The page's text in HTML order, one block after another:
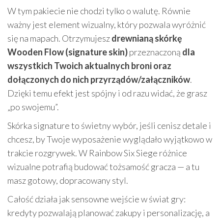
W tym pakiecie nie chodzi tylko o walutę. Równie
ważny jest element wizualny, który pozwala wyróżnić
się na mapach. Otrzymujeszdrewnianą skórkę
Wooden Flow (signature skin)przeznaczoną dla
wszystkich Twoich aktualnych broni oraz
dołączonych do nich przyrządów/załączników.
Dzięki temu efekt jest spójny i od razu widać, że grasz
„po swojemu”.
Skórka signature to świetny wybór, jeśli cenisz detale i
chcesz, by Twoje wyposażenie wyglądało wyjątkowo w
trakcie rozgrywek. W Rainbow Six Siege różnice
wizualne potrafią budować tożsamość gracza — a tu
masz gotowy, dopracowany styl.
Całość działa jak sensowne wejście w świat gry:
kredyty pozwalają planować zakupy i personalizację, a